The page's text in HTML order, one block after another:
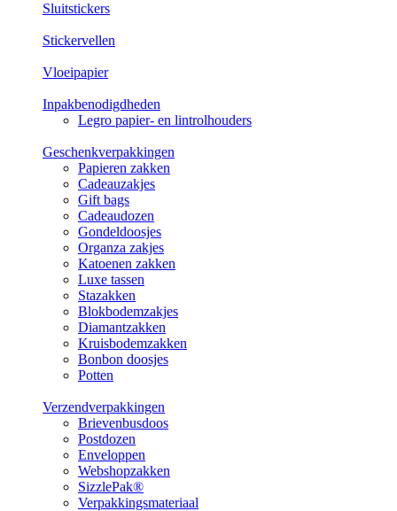
Sluitstickers
Stickervellen
Vloeipapier
Inpakbenodigdheden
Legro papier- en lintrolhouders
Geschenkverpakkingen
Papieren zakken
Cadeauzakjes
Gift bags
Cadeaudozen
Gondeldoosjes
Organza zakjes
Katoenen zakken
Luxe tassen
Stazakken
Blokbodemzakjes
Diamantzakken
Kruisbodemzakken
Bonbon doosjes
Potten
Verzendverpakkingen
Brievenbusdoos
Postdozen
Enveloppen
Webshopzakken
SizzlePak®
Verpakkingsmateriaal